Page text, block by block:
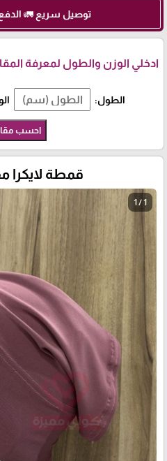
توصيل سريع 🚛 الدفع
ادخلي الوزن والطول لمعرفة
الطول:
احسب
قمطة لايكرا
1 / 1